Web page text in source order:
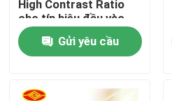
Nhà
Sản phẩm
Video
High Contrast Ratio
cho tín hiệu đầu vào
USB
Gửi yêu cầu